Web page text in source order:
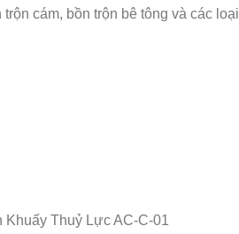
cám, bồn trộn bê tông và các loại